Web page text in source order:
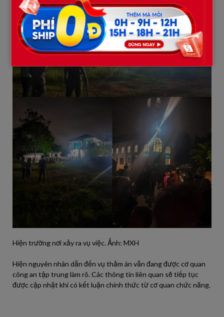
Hiện trường nơi xảy ra vụ việc. Ảnh: MXH
Hiện nguyên nhân dẫn đến vụ thảm án vẫn đang được cơ quan
công an tập trung làm rõ. Các thông tin liên quan sẽ tiếp tục
được cập nhật khi có kết luận chính thức từ cơ quan chức năng.